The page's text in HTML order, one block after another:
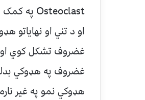
Osteoclast په کمک په سخته طبقه چي Compact ده بدليږي .
هډوکي نمو په غير